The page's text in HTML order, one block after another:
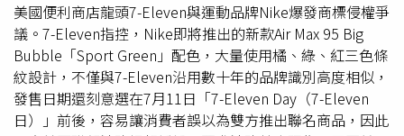
美國便利商店龍頭7-Eleven與運動品牌Nike爆發商標侵權爭
議。7-Eleven指控，Nike即將推出的新款Air Max 95 Big
Bubble「Sport Green」配色，大量使用橘、綠、紅三色條
紋設計，不僅與7-Eleven沿用數十年的品牌識別高度相似，
發售日期還刻意選在7月11日「7-Eleven Day（7-Eleven
日）」前後，容易讓消費者誤以為雙方推出聯名商品，因此